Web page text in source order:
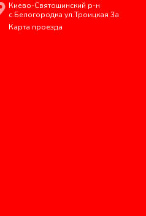
Киево-Святошинский р-н
с.Белогородка ул.Троицкая 3а
Карта проезда